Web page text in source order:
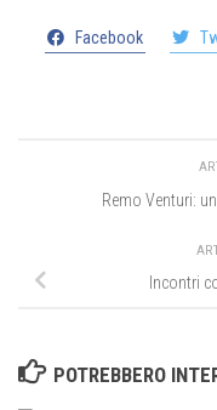
Facebook
Remo Venturi:
Incontri
POTREBBERO